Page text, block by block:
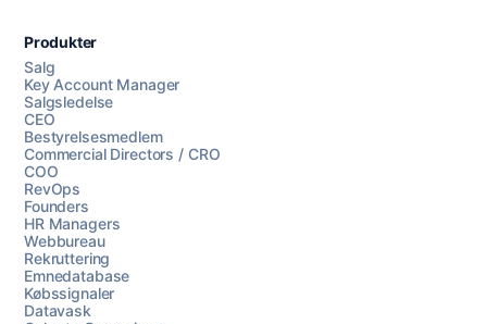
Produkter
Salg
Key Account Manager
Salgsledelse
CEO
Bestyrelsesmedlem
Commercial Directors / CRO
COO
RevOps
Founders
HR Managers
Webbureau
Rekruttering
Emnedatabase
Købssignaler
Datavask